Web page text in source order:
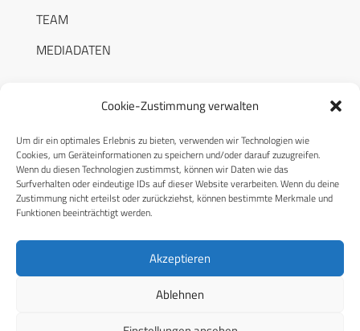
Cookie-Zustimmung verwalten
Um dir ein optimales Erlebnis zu bieten, verwenden wir Technologien wie
Cookies, um Geräteinformationen zu speichern und/oder darauf zuzugreifen.
Wenn du diesen Technologien zustimmst, können wir Daten wie das
Surfverhalten oder eindeutige IDs auf dieser Website verarbeiten. Wenn du deine
Zustimmung nicht erteilst oder zurückziehst, können bestimmte Merkmale und
Funktionen beeinträchtigt werden.
Akzeptieren
Ablehnen
TEAM
MEDIADATEN
RECHTLICHES
Datenschutzerklärung
Cookie-Richtlinie (EU)